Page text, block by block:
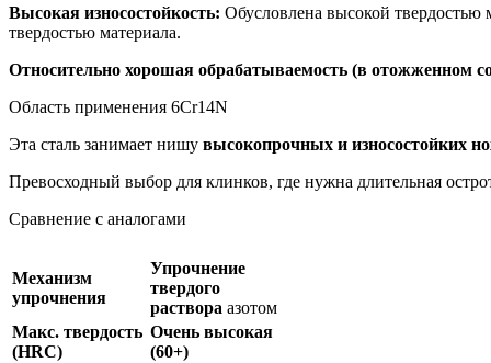
Высокая износостойкость: Обусловлена высокой твердостью
твердостью материала.
Относительно хорошая обрабатываемость (в отожженном
Область применения 6Cr14N
Эта сталь занимает нишу высокопрочных и износостойких
Превосходный выбор для клинков, где нужна длительная
Сравнение с аналогами
Механизм
упрочнения
Упрочнение
твердого
раствора азотом
Макс. твердость
(HRC)
Очень высокая
(60+)